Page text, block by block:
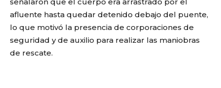
afluente hasta quedar detenido debajo del puente,
lo que motivó la presencia de corporaciones de
seguridad y de auxilio para realizar las maniobras
de rescate.